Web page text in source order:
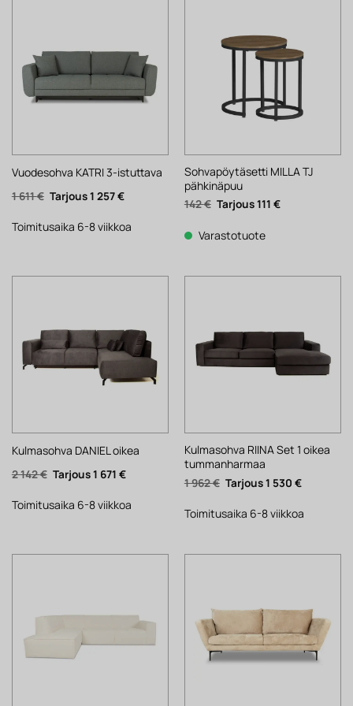
Vuodesohva KATRI 3-istuttava
1 611€ Alkuperäinen
hinta
1
611 €.
1 257€Nykyinen
1
257 €.
Toimitusaika 6-8 viikkoa
Sohvapöytäsetti MILLA TJ
pähkinäpuu
142€ Alkuperäinen
hinta
142 €.
111 €Nykyinen
Varastotuote
Kulmasohva DANIEL oikea
2 142€ Alkuperäinen
hinta
2
142 €.
1 671 €Nykyinen
1
671 €.
Toimitusaika 6-8 viikkoa
Kulmasohva RIINA Set 1 oikea
tummanharmaa
1 962€ Alkuperäinen
hinta
1
962 €.
1 530 €Nykyinen
1
530 €.
Toimitusaika 6-8 viikkoa